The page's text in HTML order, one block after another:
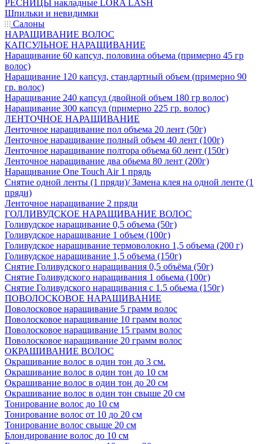
РЕСНИЦЫ накладные LORA LASH
Шпильки и невидимки
Салоны
НАРАЩИВАНИЕ ВОЛОС
КАПСУЛЬНОЕ НАРАЩИВАНИЕ
Наращивание 60 капсул, половина объема (примерно 45 гр
волос)
Наращивание 120 капсул, стандартный объем (примерно 90
гр. волос)
Наращивание 240 капсул (двойной объем 180 гр волос)
Наращивание 300 капсул (примерно 225 гр. волос)
ЛЕНТОЧНОЕ НАРАЩИВАНИЕ
Ленточное наращивание пол объема 20 лент (50г)
Ленточное наращивание полный объем 40 лент (100г)
Ленточное наращивание полтора объема 60 лент (150г)
Ленточное наращивание два обьема 80 лент (200г)
Наращивание One Touch Air 1 прядь
Снятие одной ленты (1 пряди)/ Замена клея на одной ленте (1
пряди)
Ленточное наращивание 2 пряди
ГОЛЛИВУДСКОЕ НАРАЩИВАНИЕ ВОЛОС
Голивудское наращивание 0,5 объема (50г)
Голивудское наращивание 1 объем (100г)
Голивудское наращивание термоволокно 1,5 объема (200 г)
Голивудское наращивание 1,5 объема (150г)
Снятие Голивудского наращивания 0,5 объёма (50г)
Снятие Голивудского наращивания 1 обьема (100г)
Снятие Голивудского наращивания с 1.5 обьема (150г)
ПОВОЛОСКОВОЕ НАРАЩИВАНИЕ
Поволосковое наращивание 5 грамм волос
Поволосковое наращивание 10 грамм волос
Поволосковое наращивание 15 грамм волос
Поволосковое наращивание 20 грамм волос
ОКРАШИВАНИЕ ВОЛОС
Окрашивание волос в один тон до 3 см.
Окрашивание волос в один тон до 10 см
Окрашивание волос в один тон до 20 см
Окрашивание волос в один тон свыше 20 см
Тонирование волос до 10 см
Тонирование волос от 10 до 20 см
Тонирование волос свыше 20 см
Блондирование волос до 10 см